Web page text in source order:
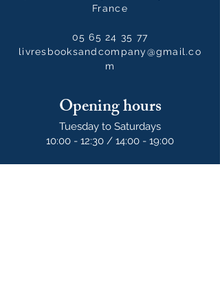
France
05 65 24 35 77
livresbooksandcompany@gmail.co
m
Opening hours
Tuesday to Saturdays
10:00 - 12:30 / 14:00 - 19:00